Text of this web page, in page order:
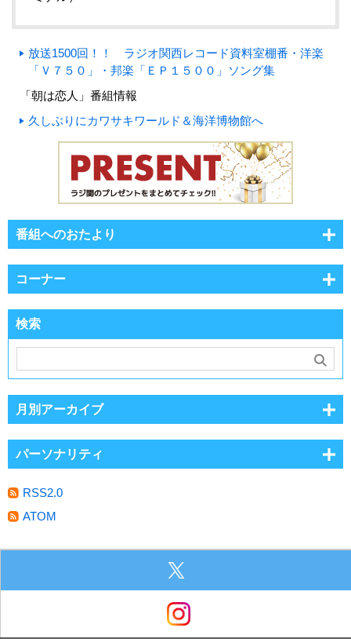
放送1500回！！ ラジオ関西レコード資料室棚番・洋楽
「Ｖ７５０」・邦楽「ＥＰ１５００」ソング集
「朝は恋人」番組情報
久しぶりにカワサキワールド＆海洋博物館へ
番組へのおたより
コーナー
検索
月別アーカイブ
パーソナリティ
RSS2.0
ATOM